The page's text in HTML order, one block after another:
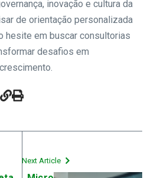
inovação e cultura da
de orientação personalizada
hesite em buscar consultorias
desafios em
Next Article